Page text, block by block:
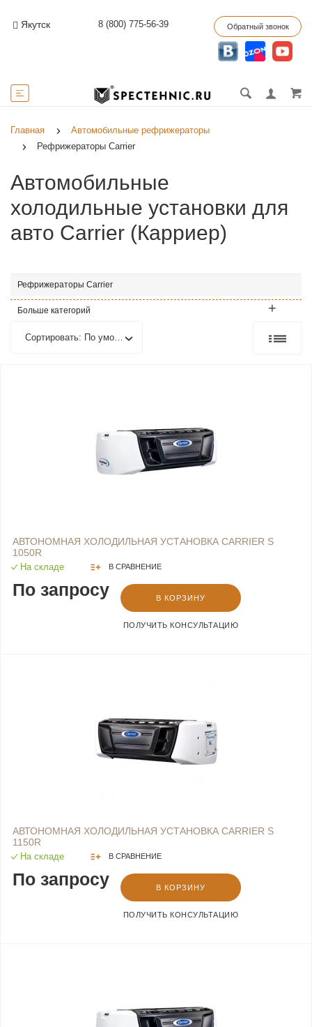
Якутск 8 (800) 775-56-39 Обратный звонок
Главная
Автомобильные рефрижераторы
Рефрижераторы Carrier
Автомобильные
холодильные установки для
авто Carrier (Карриер)
Рефрижераторы Carrier
Больше категорий
Сортировать: По умолчанию
АВТОНОМНАЯ ХОЛОДИЛЬНАЯ УСТАНОВКА CARRIER S
1050R
На складе В СРАВНЕНИЕ
По запросу В КОРЗИНУ
ПОЛУЧИТЬ КОНСУЛЬТАЦИЮ
АВТОНОМНАЯ ХОЛОДИЛЬНАЯ УСТАНОВКА CARRIER S
1150R
На складе В СРАВНЕНИЕ
По запросу В КОРЗИНУ
ПОЛУЧИТЬ КОНСУЛЬТАЦИЮ